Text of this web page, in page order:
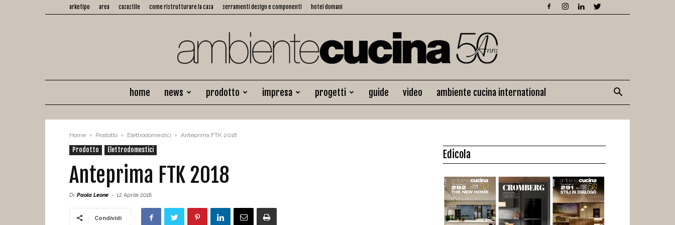
arketipo area casastile come ristrutturare la casa serramenti design e componenti hotel domani
Ambiente
home news prodotto impresa progetti guide video ambiente cucina international
Home Prodotto Elettrodomestici Anteprima FTK 2018
Prodotto Elettrodomestici
Anteprima FTK 2018
Di Paola Leone - 12 Aprile 2018
Condividi
Edicola